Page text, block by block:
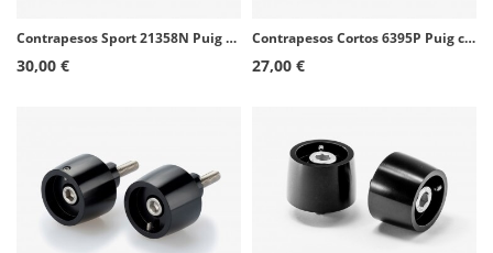
Contrapesos Sport 21358N Puig color Negro para Aprilia RSV4 (21-24), Benelli Leoncino Bobber 400 (26), Ducati Panigale V2 (25-26
30,00 €
Contrapesos Cortos 6395P Puig color Plata para BMW C600 Sport (12-15), C650 GT/Sport (12-23)
27,00 €